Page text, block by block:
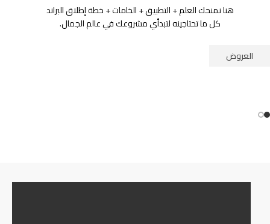
هنا نمنحك العلم + التطبيق + الخامات + خطة إطلاق البراند
كل ما تحتاجينه لتبدأي مشروعك في عالم الجمال.
العروض
التجميلي الأول